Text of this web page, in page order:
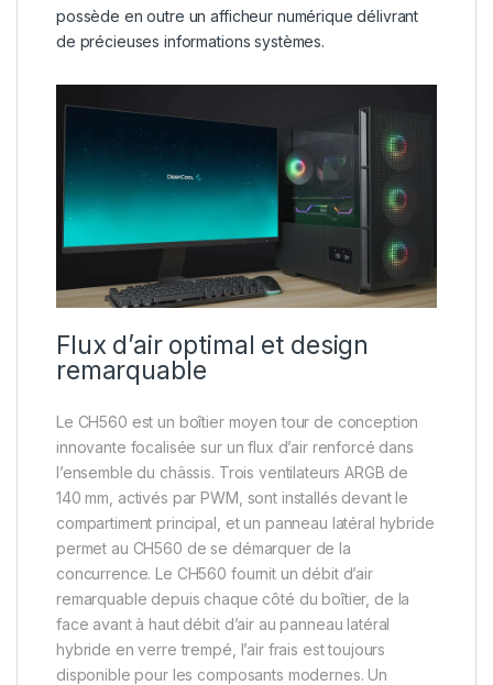
possède en outre un afficheur numérique délivrant
de précieuses informations systèmes.
Flux d’air optimal et design
remarquable
Le CH560 est un boîtier moyen tour de conception
innovante focalisée sur un flux d’air renforcé dans
l’ensemble du châssis. Trois ventilateurs ARGB de
140 mm, activés par PWM, sont installés devant le
compartiment principal, et un panneau latéral hybride
permet au CH560 de se démarquer de la
concurrence. Le CH560 fournit un débit d’air
remarquable depuis chaque côté du boîtier, de la
face avant à haut débit d’air au panneau latéral
hybride en verre trempé, l’air frais est toujours
disponible pour les composants modernes. Un